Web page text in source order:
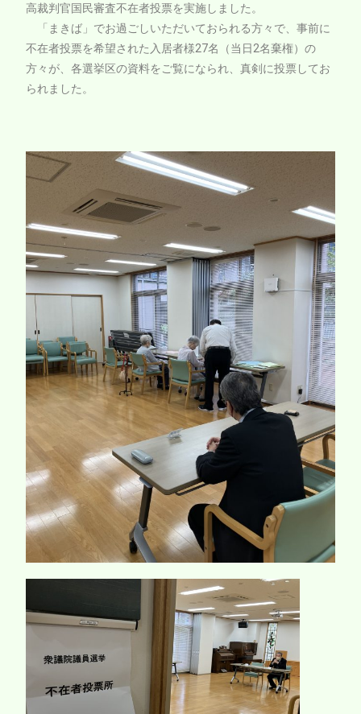
高裁判官国民審査不在者投票を実施しました。
「まきば」でお過ごしいただいておられる方々で、事前に
不在者投票を希望された入居者様27名（当日2名棄権）の
方々が、各選挙区の資料をご覧になられ、真剣に投票してお
られました。